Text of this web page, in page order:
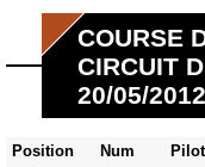
COURSE
CIRCUIT
20/05/2012
Position Num